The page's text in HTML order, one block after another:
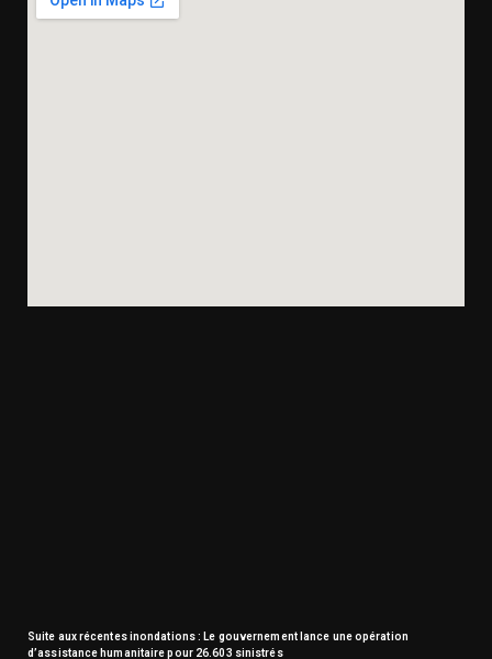
Suite aux récentes inondations : Le gouvernement lance une opération
d’assistance humanitaire pour 26.603 sinistrés